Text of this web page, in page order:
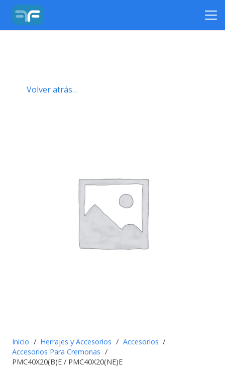
Volver atrás…
Inicio / Herrajes y Accesorios / Accesorios /
Accesorios Para Cremonas /
PMC40X20(B)E / PMC40X20(NE)E